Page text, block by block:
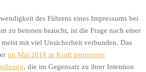
des Führens eines Impressums bei
zu betonen braucht, ist die Frage nach einer
mit viel Unsicherheit verbunden. Das
im Mai 2018 in Kraft getretenen
, die im Gegensatz zu ihrer Intention